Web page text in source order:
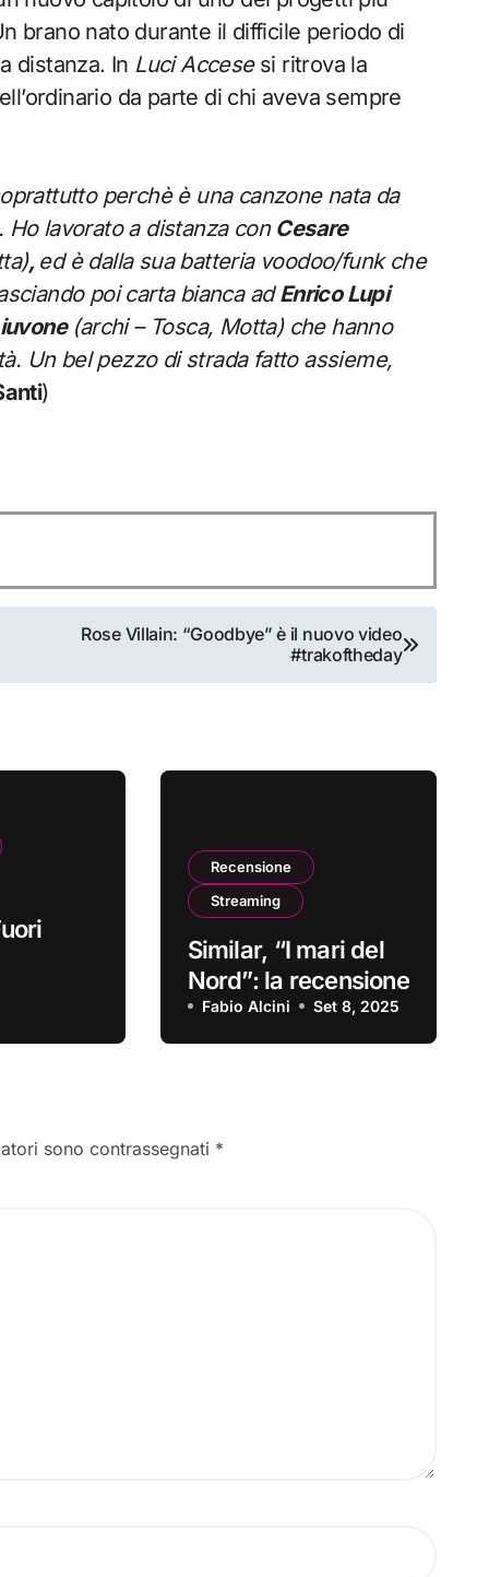
brano nato durante il difficile periodo di
distanza. In Luci Accese si ritrova la
da parte di chi aveva sempre
perchè è una canzone nata da
Ho lavorato a distanza con Cesare
, ed è dalla sua batteria voodoo/funk che
poi carta bianca adEnrico Lupi
(archi – Tosca, Motta) che hanno
Un bel pezzo di strada fatto assieme,
)
Rose Villain: “Goodbye” è il nuovo video
#trakoftheday
Recensione
Streaming
Similar, “I mari del
Nord”: la recensione
Fabio Alcini Set 8, 2025
sono contrassegnati *